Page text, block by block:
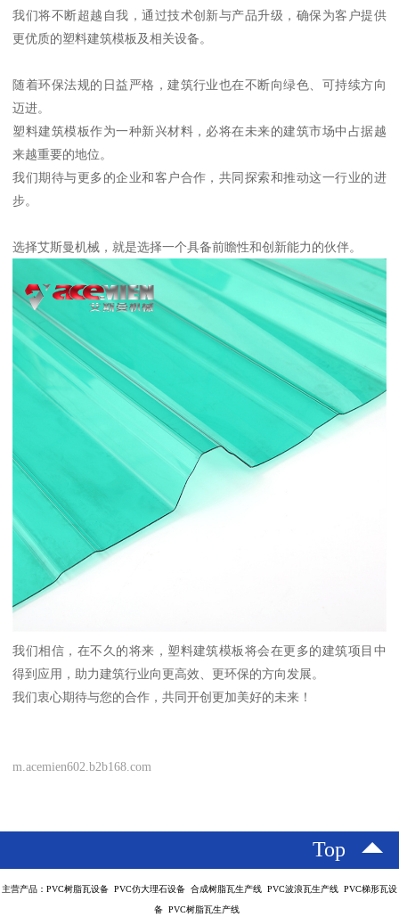
我们将不断超越自我，通过技术创新与产品升级，确保为客户提供
更优质的塑料建筑模板及相关设备。
随着环保法规的日益严格，建筑行业也在不断向绿色、可持续方向
迈进。
塑料建筑模板作为一种新兴材料，必将在未来的建筑市场中占据越
来越重要的地位。
我们期待与更多的企业和客户合作，共同探索和推动这一行业的进
步。
选择艾斯曼机械，就是选择一个具备前瞻性和创新能力的伙伴。
我们相信，在不久的将来，塑料建筑模板将会在更多的建筑项目中
得到应用，助力建筑行业向更高效、更环保的方向发展。
我们衷心期待与您的合作，共同开创更加美好的未来！
m.acemien602.b2b168.com
Top
主营产品：PVC树脂瓦设备 PVC仿大理石设备 合成树脂瓦生产线 PVC波浪瓦生产线 PVC梯形瓦设
备 PVC树脂瓦生产线